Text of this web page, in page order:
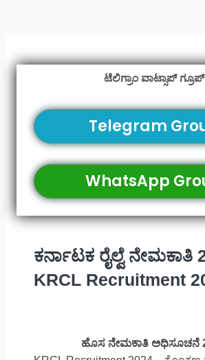
ಟೆಲಿಗ್ರಾಂ ವಾಟ್ಸಾಪ್ ಗ್ರೂಪ್
Telegram
WhatsApp
ಕರ್ನಾಟಕ ರೈಲ್ವೆ ನೇಮಕಾತಿ
KRCL Recruitment
ಹೊಸ ನೇಮಕಾತಿ ಅಧಿಸೂಚನೆ